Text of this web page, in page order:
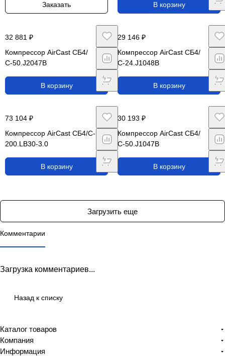
Заказать В корзину
32 881 ₽
Компрессор AirCast СБ4/
С-50.J2047B
В корзину
29 146 ₽
Компрессор AirCast СБ4/
С-24.J1048B
В корзину
73 104 ₽
Компрессор AirCast CБ4/C-
200.LB30-3.0
В корзину
30 193 ₽
Компрессор AirCast СБ4/
С-50.J1047B
В корзину
Загрузить еще
Комментарии
Загрузка комментариев...
Назад к списку
Каталог товаров
Компания
Информация